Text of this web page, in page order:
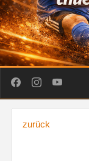
zurück